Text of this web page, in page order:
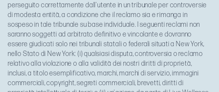
perseguito correttamente dall'utente in un tribunale per controversie
di modesta entità, a condizione che il reclamo sia e rimanga in
sospeso in tale tribunale su base individuale. I seguenti reclami non
saranno soggetti ad arbitrato definitivo e vincolante e dovranno
essere giudicati solo nei tribunali statali o federali situati a New York,
nello Stato di New York: (i) qualsiasi disputa, controversia o reclamo
relativo alla violazione o alla validità dei nostri diritti di proprietà,
inclusi, a titolo esemplificativo, marchi, marchi di servizio, immagini
commerciali, copyright, segreti commerciali, brevetti, diritti di